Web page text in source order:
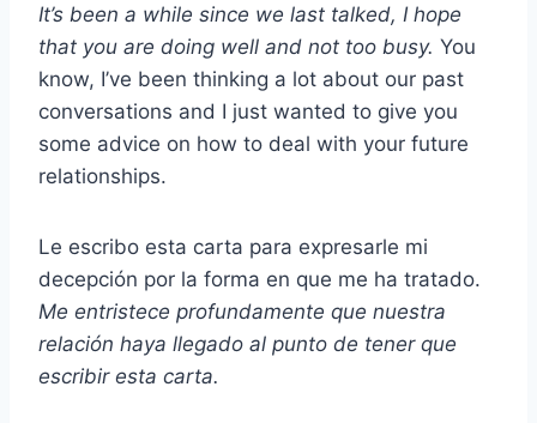
It’s been a while since we last talked, I hope
that you are doing well and not too busy. You
know, I’ve been thinking a lot about our past
conversations and I just wanted to give you
some advice on how to deal with your future
relationships.
Le escribo esta carta para expresarle mi
decepción por la forma en que me ha tratado.
Me entristece profundamente que nuestra
relación haya llegado al punto de tener que
escribir esta carta.